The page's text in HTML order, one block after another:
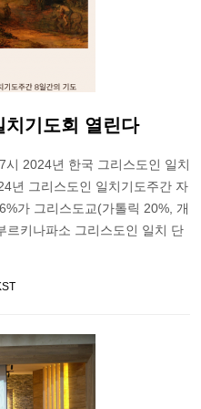
기도회 열린다
2024년 한국 그리스도인 일치
년 그리스도인 일치기도주간 자
가 그리스도교(가톨릭 20%, 개
르키나파소 그리스도인 일치 단